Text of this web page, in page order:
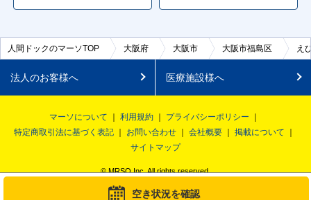
空き状況を確認
人間ドックのマーソTOP 大阪府 大阪市 大阪市福島区 え
法人のお客様へ 医療施設様へ
マーソについて 利用規約
プライバシーポリシー
特定商取引法に基づく表記
お問い合わせ 会社概要
掲載について
サイトマップ
© MRSO Inc. All rights reserved.